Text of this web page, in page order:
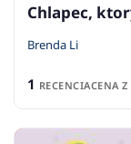
Chlapec,
Brenda Li
1 RECENCIACENA Z